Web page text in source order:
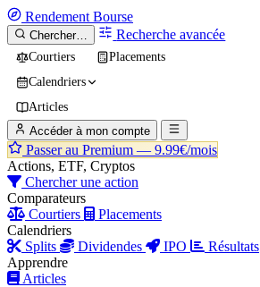
Rendement Bourse
Chercher… Recherche avancée
Courtiers
Placements
Calendriers
Articles
Accéder à mon compte
Passer au Premium — 9.99€/mois
Actions, ETF, Cryptos
Chercher une action
Comparateurs
Courtiers
Placements
Calendriers
Splits
Dividendes IPO
Résultats
Apprendre
Articles